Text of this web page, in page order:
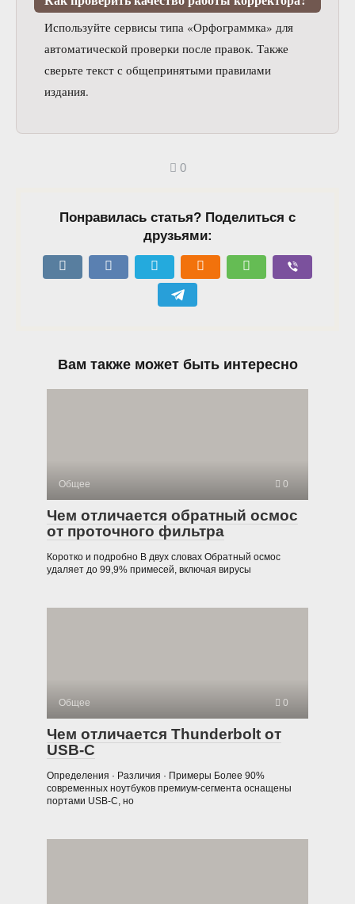
Используйте сервисы типа «Орфограммка» для
автоматической проверки после правок. Также
сверьте текст с общепринятыми правилами
издания.
0
Понравилась статья? Поделиться с
друзьями:
Вам также может быть интересно
Общее 0
Чем отличается обратный осмос
от проточного фильтра
Коротко и подробно В двух словах Обратный осмос
удаляет до 99,9% примесей, включая вирусы
Общее 0
Чем отличается Thunderbolt от
USB-C
Определения · Различия · Примеры Более 90%
современных ноутбуков премиум-сегмента оснащены
портами USB-C, но